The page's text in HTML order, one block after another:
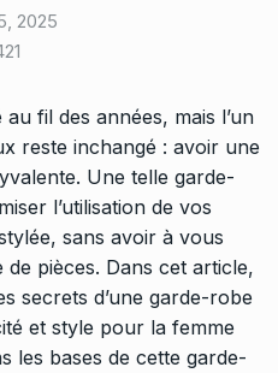
2025
fil des années, mais l’un
reste inchangé : avoir une
Une telle garde-
l’utilisation de vos
sans avoir à vous
pièces. Dans cet article,
secrets d’une garde-robe
et style pour la femme
les bases de cette garde-